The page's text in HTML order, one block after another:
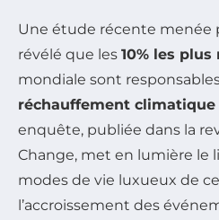
Une étude récente menée
révélé que les 10% les plus
mondiale sont
réchauffement climatique
enquête, publiée dans la
Change, met en lumière le
modes de vie luxueux de
l’accroissement des